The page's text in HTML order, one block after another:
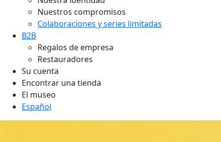
Nuestros compromisos
Colaboraciones y series limitadas
B2B
Regalos de empresa
Restauradores
Su cuenta
Encontrar una tienda
El museo
Español